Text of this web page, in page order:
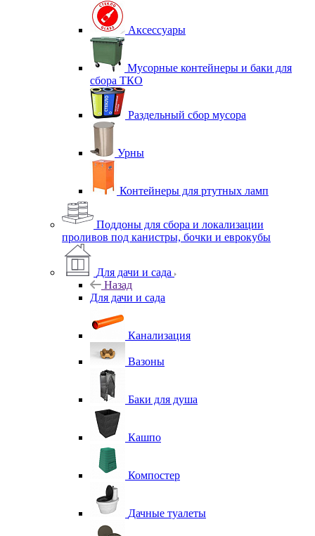
Аксессуары
Мусорные контейнеры и баки для
сбора ТКО
Раздельный сбор мусора
Урны
Контейнеры для ртутных ламп
Поддоны для сбора и локализации
проливов под канистры, бочки и еврокубы
Для дачи и сада
Назад
Для дачи и сада
Канализация
Вазоны
Баки для душа
Кашпо
Компостер
Дачные туалеты